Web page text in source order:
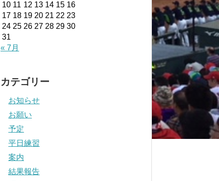
10 11 12 13 14 15 16
17 18 19 20 21 22 23
24 25 26 27 28 29 30
31
« 7月
カテゴリー
お知らせ
お願い
予定
平日練習
案内
結果報告